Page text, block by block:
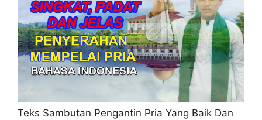
Teks Sambutan Pengantin Pria Yang Baik Dan